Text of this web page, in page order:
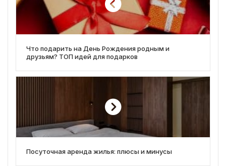
Что подарить на День Рождения родным и
друзьям? ТОП идей для подарков
Посуточная аренда жилья: плюсы и минусы